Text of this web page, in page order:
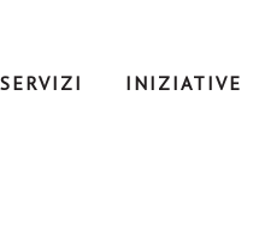
INIZIATIVE